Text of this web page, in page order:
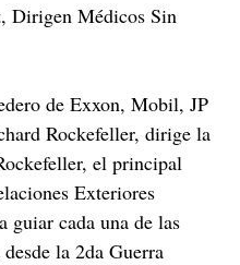
Dirigen Médicos Sin
de Exxon, Mobil, JP
Rockefeller, dirige la
el principal
Exteriores
guiar cada una de las
la 2da Guerra